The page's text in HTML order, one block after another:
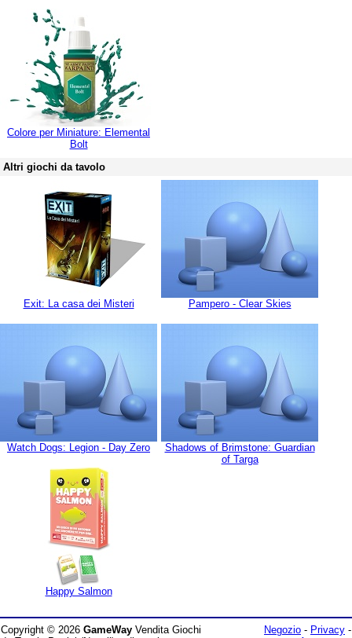
Colore per Miniature: Elemental
Bolt
Altri giochi da tavolo
Exit: La casa dei Misteri Pampero - Clear Skies
Watch Dogs: Legion - Day Zero
Shadows of Brimstone: Guardian
of Targa
Happy Salmon
Copyright © 2026 GameWay Vendita Giochi
Negozio - Privacy -